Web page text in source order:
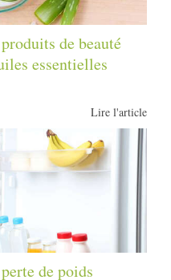
de beauté
essentielles
Lire l'article
de poids